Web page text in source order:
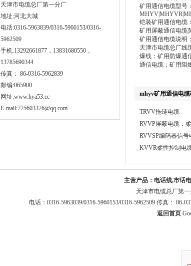
天津市电缆总厂第一分厂
地址:河北大城
电话:0316-5963839/0316-5960153/0316-
5962509
手机:13292661877，13831680550，
13785690344
传真： 86-0316-5962839
邮编:065900
网址:www.hya53.cc
E-mail:775603376@qq.com
矿用通信电缆型号：
铠装矿用通信电缆
矿用屏蔽通信电缆
矿用通信电缆说明：
天津市电缆总厂线
爆线；矿用防爆通
通信电缆；矿用阻
mhyv矿用通信电
TRVV拖链电缆
RVVP屏蔽电缆，
RVVSP编码器信号
KVVR柔性控制电
主营产品： 电话线,市话
天津市电缆总厂第
电话：0316-5963839/0316-5960153/0316-5962509 传真： 86-
返回首页